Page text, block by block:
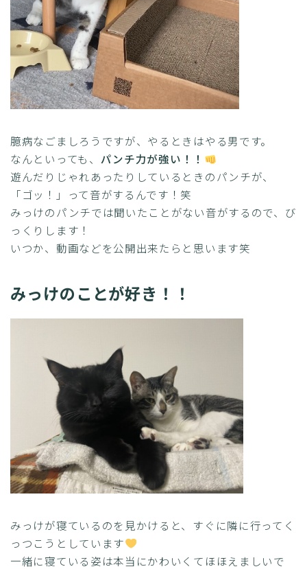
臆病なごましろうですが、やるときはやる男です。
なんといっても、 パンチ力が強い！！
遊んだりじゃれあったりしているときのパンチが、
「ゴッ！」って音がするんです！笑
みっけのパンチでは聞いたことがない音がするので、び
っくりします！
いつか、動画などを公開出来たらと思います笑
みっけのことが好き！！
みっけが寝ているのを見かけると、すぐに隣に行ってく
っつこうとしています
一緒に寝ている姿は本当にかわいくてほほえましいで